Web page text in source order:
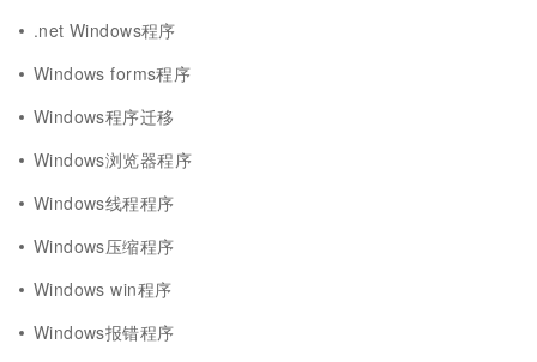
.net Windows程序
Windows forms程序
Windows程序迁移
Windows浏览器程序
Windows线程程序
Windows压缩程序
Windows win程序
Windows报错程序